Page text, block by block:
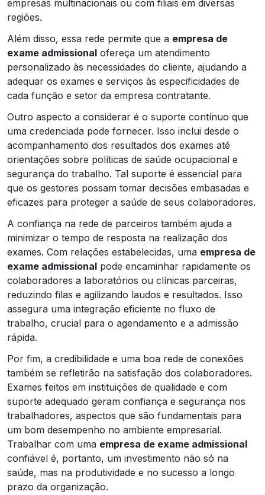
empresas multinacionais ou com filiais em diversas
regiões.
Além disso, essa rede permite que a empresa de
exame admissional ofereça um atendimento
personalizado às necessidades do cliente, ajudando a
adequar os exames e serviços às especificidades de
cada função e setor da empresa contratante.
Outro aspecto a considerar é o suporte contínuo que
uma credenciada pode fornecer. Isso inclui desde o
acompanhamento dos resultados dos exames até
orientações sobre políticas de saúde ocupacional e
segurança do trabalho. Tal suporte é essencial para
que os gestores possam tomar decisões embasadas e
eficazes para proteger a saúde de seus colaboradores.
A confiança na rede de parceiros também ajuda a
minimizar o tempo de resposta na realização dos
exames. Com relações estabelecidas, uma empresa de
exame admissional pode encaminhar rapidamente os
colaboradores a laboratórios ou clínicas parceiras,
reduzindo filas e agilizando laudos e resultados. Isso
assegura uma integração eficiente no fluxo de
trabalho, crucial para o agendamento e a admissão
rápida.
Por fim, a credibilidade e uma boa rede de conexões
também se refletirão na satisfação dos colaboradores.
Exames feitos em instituições de qualidade e com
suporte adequado geram confiança e segurança nos
trabalhadores, aspectos que são fundamentais para
um bom desempenho no ambiente empresarial.
Trabalhar com uma empresa de exame admissional
confiável é, portanto, um investimento não só na
saúde, mas na produtividade e no sucesso a longo
prazo da organização.